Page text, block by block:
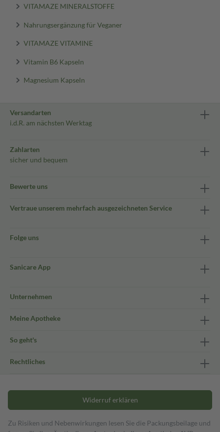
VITAMAZE MINERALSTOFFE
Nahrungsergänzung für Veganer
VITAMAZE VITAMINE
Vitamin B6 Kapseln
Magnesium Kapseln
Versandarten
i.d.R. am nächsten Werktag
Zahlarten
sicher und bequem
Bewerte uns
Vertraue unserem mehrfach ausgezeichneten Service
Folge uns
Sanicare App
Unternehmen
Meine Apotheke
So geht's
Rechtliches
Widerruf erklären
Zu Risiken und Nebenwirkungen lesen Sie die Packungsbeilage und